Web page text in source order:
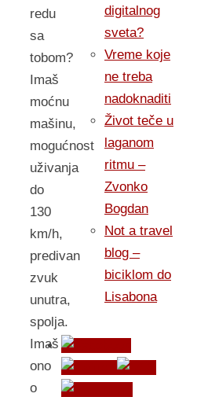
redu
sa
tobom?
Imaš
moćnu
mašinu,
mogućnost
uživanja
do
130
km/h,
predivan
zvuk
unutra,
spolja.
Imaš
ono
o
digitalnog
sveta?
Vreme koje
ne treba
nadoknaditi
Život teče u
laganom
ritmu –
Zvonko
Bogdan
Not a travel
blog –
biciklom do
Lisabona